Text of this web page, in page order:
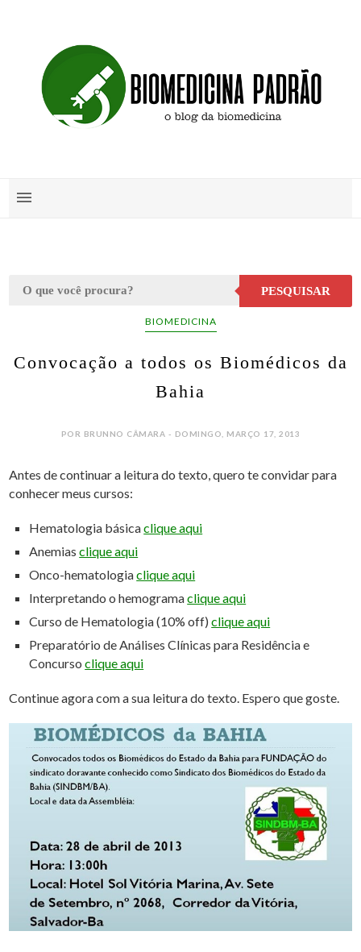
PESQUISAR
BIOMEDICINA
Convocação a todos os Biomédicos da
Bahia
POR BRUNNO CÂMARA - DOMINGO, MARÇO 17, 2013
Antes de continuar a leitura do texto, quero te convidar para
conhecer meus cursos:
Hematologia básicaclique aqui
Anemiasclique aqui
Onco-hematologiaclique aqui
Interpretando o hemogramaclique aqui
Curso de Hematologia (10% off)clique aqui
Preparatório de Análises Clínicas para Residência e
Concursoclique aqui
Continue agora com a sua leitura do texto. Espero que goste.